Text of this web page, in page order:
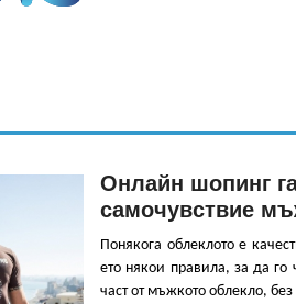
Онлайн шопинг
самочувствие
Понякога облеклото е
ето някои правила, за да го
част от мъжкото облекло,